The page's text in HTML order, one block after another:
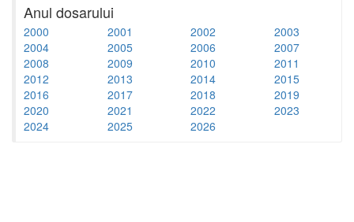
Anul dosarului
2000 2001 2002
2003
2004
2005 2006
2007
2008
2009 2010
2011
2012
2013 2014
2015
2016
2017 2018
2019
2020
2021 2022
2023
2024
2025 2026